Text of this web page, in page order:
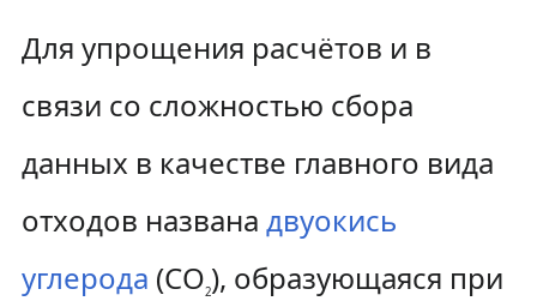
Для упрощения расчётов и в
связи со сложностью сбора
данных в качестве главного вида
отходов названа двуокись
углерода (CO2), образующаяся при